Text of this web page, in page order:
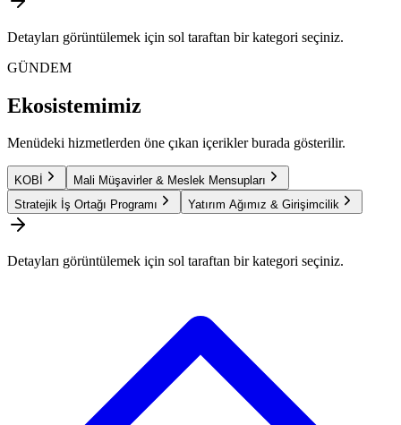
Detayları görüntülemek için sol taraftan bir kategori seçiniz.
GÜNDEM
Ekosistemimiz
Menüdeki hizmetlerden öne çıkan içerikler burada gösterilir.
KOBİ
Mali Müşavirler & Meslek Mensupları
Stratejik İş Ortağı Programı
Yatırım Ağımız & Girişimcilik
Detayları görüntülemek için sol taraftan bir kategori seçiniz.